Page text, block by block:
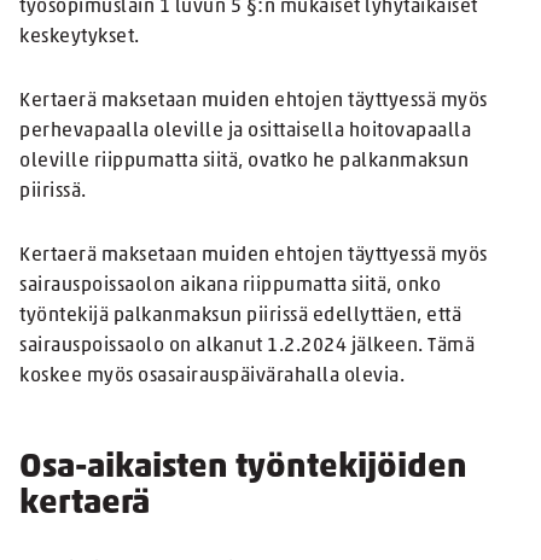
työsopimuslain 1 luvun 5 §:n mukaiset lyhytaikaiset
keskeytykset.
Kertaerä maksetaan muiden ehtojen täyttyessä myös
perhevapaalla oleville ja osittaisella hoitovapaalla
oleville riippumatta siitä, ovatko he palkanmaksun
piirissä.
Kertaerä maksetaan muiden ehtojen täyttyessä myös
sairauspoissaolon aikana riippumatta siitä, onko
työntekijä palkanmaksun piirissä edellyttäen, että
sairauspoissaolo on alkanut 1.2.2024 jälkeen. Tämä
koskee myös osasairauspäivärahalla olevia.
Osa-aikaisten työntekijöiden
kertaerä